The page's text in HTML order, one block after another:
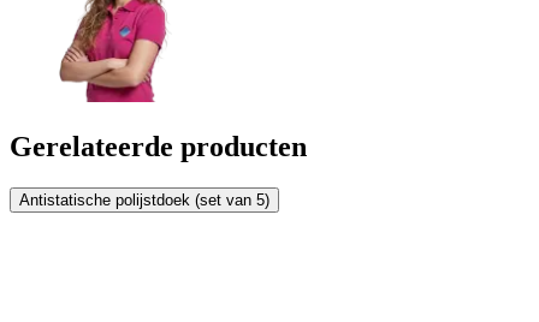
Gerelateerde producten
Antistatische polijstdoek (set van 5)